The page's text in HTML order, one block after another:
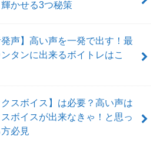
かせる3つ秘策
発声】高い声を一発で出す！最
タンに出来るボイトレはこ
クスボイス】は必要？高い声は
スボイスが出来なきゃ！と思っ
必見